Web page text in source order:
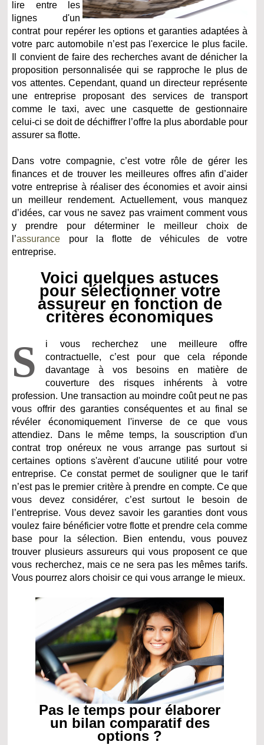
lire entre les
lignes d'un
contrat pour repérer les options et garanties adaptées à
votre parc automobile n’est pas l'exercice le plus facile.
Il convient de faire des recherches avant de dénicher la
proposition personnalisée qui se rapproche le plus de
vos attentes. Cependant, quand un directeur représente
une entreprise proposant des services de transport
comme le taxi, avec une casquette de gestionnaire
celui-ci se doit de déchiffrer l’offre la plus abordable pour
assurer sa flotte.
Dans votre compagnie, c’est votre rôle de gérer les
finances et de trouver les meilleures offres afin d’aider
votre entreprise à réaliser des économies et avoir ainsi
un meilleur rendement. Actuellement, vous manquez
d’idées, car vous ne savez pas vraiment comment vous
y prendre pour déterminer le meilleur choix de
l’assurance pour la flotte de véhicules de votre
entreprise.
Voici quelques astuces
pour sélectionner votre
assureur en fonction de
critères économiques
S
i vous recherchez une meilleure offre
contractuelle, c’est pour que cela réponde
davantage à vos besoins en matière de
couverture des risques inhérents à votre
profession. Une transaction au moindre coût peut ne pas
vous offrir des garanties conséquentes et au final se
révéler économiquement l'inverse de ce que vous
attendiez. Dans le même temps, la souscription d'un
contrat trop onéreux ne vous arrange pas surtout si
certaines options s'avèrent d'aucune utilité pour votre
entreprise. Ce constat permet de souligner que le tarif
n’est pas le premier critère à prendre en compte. Ce que
vous devez considérer, c’est surtout le besoin de
l’entreprise. Vous devez savoir les garanties dont vous
voulez faire bénéficier votre flotte et prendre cela comme
base pour la sélection. Bien entendu, vous pouvez
trouver plusieurs assureurs qui vous proposent ce que
vous recherchez, mais ce ne sera pas les mêmes tarifs.
Vous pourrez alors choisir ce qui vous arrange le mieux.
Pas le temps pour élaborer
un bilan comparatif des
options ?